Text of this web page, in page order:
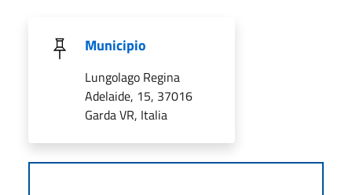
Municipio
Lungolago Regina
Adelaide, 15, 37016
Garda VR, Italia